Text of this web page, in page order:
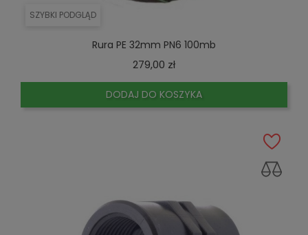
SZYBKI PODGLĄD
Rura PE 32mm PN6 100mb
279,00 złCena
DODAJ DO KOSZYKA